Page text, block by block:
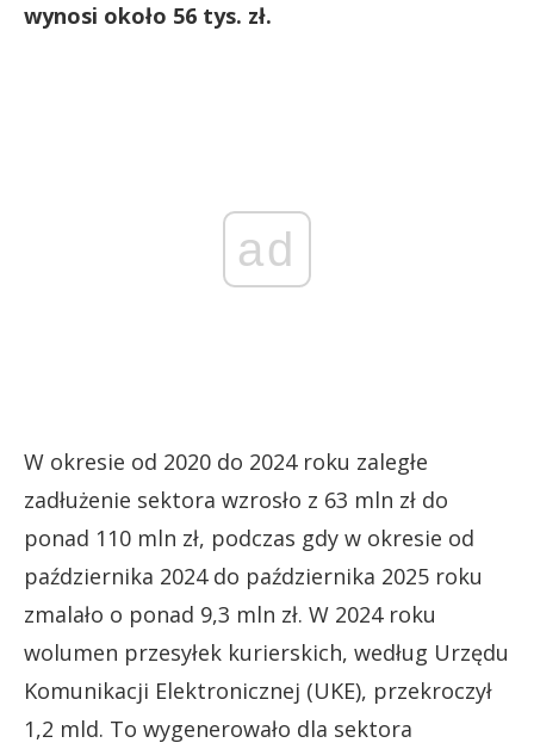
wynosi około 56 tys. zł.
ad
W okresie od 2020 do 2024 roku zaległe
zadłużenie sektora wzrosło z 63 mln zł do
ponad 110 mln zł, podczas gdy w okresie od
października 2024 do października 2025 roku
zmalało o ponad 9,3 mln zł. W 2024 roku
wolumen przesyłek kurierskich, według Urzędu
Komunikacji Elektronicznej (UKE), przekroczył
1,2 mld. To wygenerowało dla sektora